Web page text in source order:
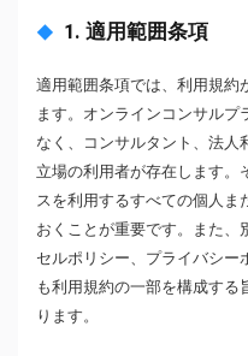
1. 適用範囲条項
適用範囲条項では、利用規約
ます。オンラインコンサル
なく、コンサルタント、法人
立場の利用者が存在します。
スを利用するすべての個人ま
おくことが重要です。また、
セルポリシー、プライバシー
も利用規約の一部を構成する
ります。